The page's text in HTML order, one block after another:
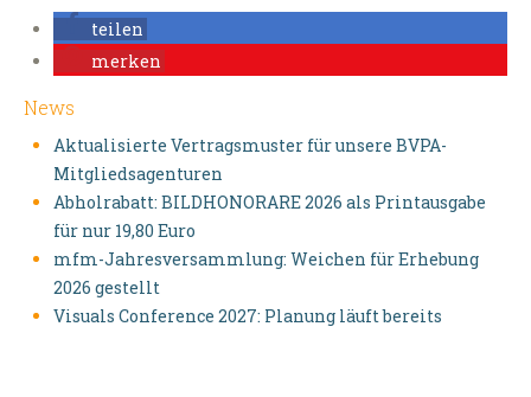
teilen
merken
News
Aktualisierte Vertragsmuster für unsere BVPA-
Mitgliedsagenturen
Abholrabatt: BILDHONORARE 2026 als Printausgabe
für nur 19,80 Euro
mfm-Jahresversammlung: Weichen für Erhebung
2026 gestellt
Visuals Conference 2027: Planung läuft bereits